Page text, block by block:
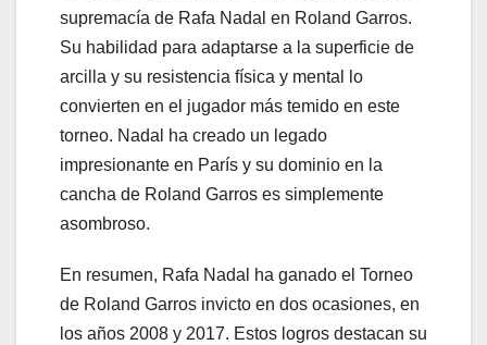
supremacía de Rafa Nadal en Roland Garros.
Su habilidad para adaptarse a la superficie de
arcilla y su resistencia física y mental lo
convierten en el jugador más temido en este
torneo. Nadal ha creado un legado
impresionante en París y su dominio en la
cancha de Roland Garros es simplemente
asombroso.
En resumen, Rafa Nadal ha ganado el Torneo
de Roland Garros invicto en dos ocasiones, en
los años 2008 y 2017. Estos logros destacan su